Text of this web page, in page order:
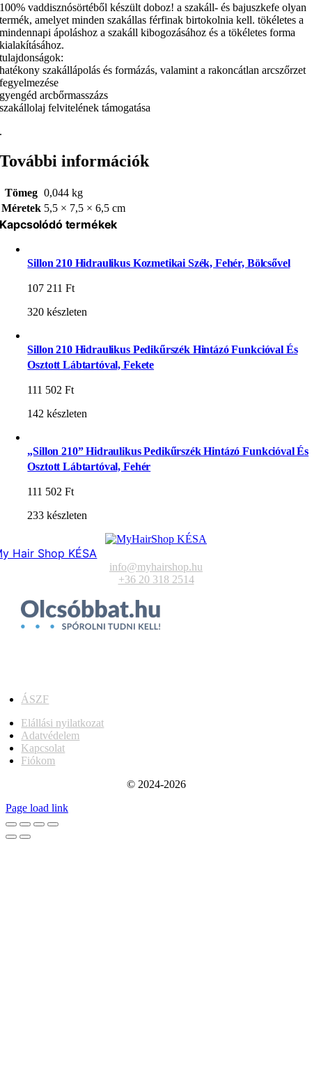
100% vaddisznósörtéből készült doboz! a szakáll- és bajuszkefe olyan
termék, amelyet minden szakállas férfinak birtokolnia kell. tökéletes a
mindennapi ápoláshoz a szakáll kibogozásához és a tökéletes forma
kialakításához.
tulajdonságok:
hatékony szakállápolás és formázás, valamint a rakoncátlan arcszőrzet
fegyelmezése
gyengéd arcbőrmasszázs
szakállolaj felvitelének támogatása
.
További információk
Tömeg 0,044 kg
Méretek 5,5 × 7,5 × 6,5 cm
Kapcsolódó termékek
Sillon 210 Hidraulikus Kozmetikai Szék, Fehér, Bölcsővel
107 211Ft
320 készleten
Sillon 210 Hidraulikus Pedikűrszék Hintázó Funkcióval És
Osztott Lábtartóval, Fekete
111 502Ft
142 készleten
„Sillon 210” Hidraulikus Pedikűrszék Hintázó Funkcióval És
Osztott Lábtartóval, Fehér
111 502Ft
233 készleten
Hair Shop KÉSA
info@myhairshop.hu
+36 20 318 2514
ÁSZF
Elállási nyilatkozat
Adatvédelem
Kapcsolat
Fiókom
© 2024-2026
Page load link